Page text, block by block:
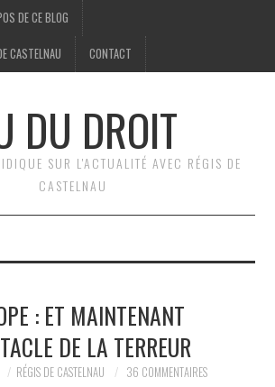
DE CE BLOG
CASTELNAU CONTACT
DU DROIT
SUR L'ACTUALITÉ AVEC RÉGIS DE
CASTELNAU
: ET MAINTENANT
DE LA TERREUR
RÉGIS DE CASTELNAU 36 COMMENTAIRES